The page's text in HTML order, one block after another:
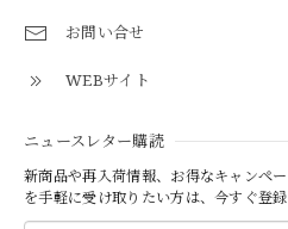
お問い合せ
WEBサイト
ニュースレター購読
新商品や再入荷情報、お得なキャンペ
を手軽に受け取りたい方は、今すぐ登録